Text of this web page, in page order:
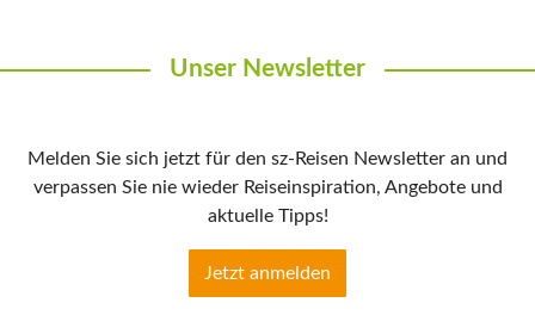
Unser Newsletter
Melden Sie sich jetzt für den sz-Reisen Newsletter an und
verpassen Sie nie wieder Reiseinspiration, Angebote und
aktuelle Tipps!
Jetzt anmelden